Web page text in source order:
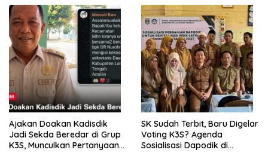
Ajakan Doakan Kadisdik
Jadi Sekda Beredar di Grup
K3S, Munculkan Pertanyaan
SK Sudah Terbit, Baru Digelar
Voting K3S? Agenda
Sosialisasi Dapodik di